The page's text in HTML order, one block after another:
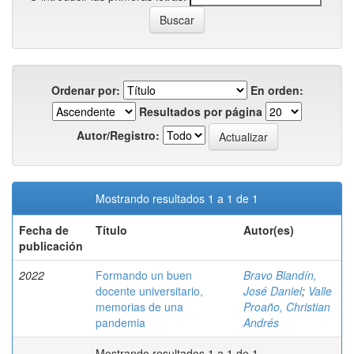
Ordenar por:
En orden:
Resultados por página
Autor/Registro:
Mostrando resultados 1 a 1 de 1
Fecha de
publicación
Título Autor(es)
2022
Formando un buen
docente universitario,
memorias de una
pandemia
Bravo Blandín,
José Daniel; Valle
Proaño, Christian
Andrés